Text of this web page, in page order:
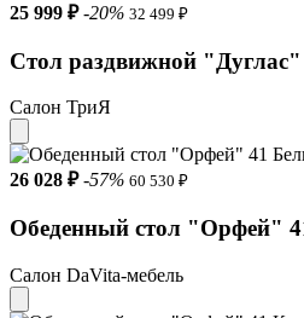
25 999 ₽ -20% 32 499 ₽
Стол раздвижной "Дуглас"
Салон ТриЯ
26 028 ₽ -57% 60 530 ₽
Обеденный стол "Орфей"
Салон DaVita-мебель